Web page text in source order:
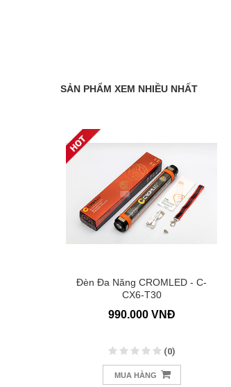
SẢN PHẨM XEM NHIỀU NHẤT
Đèn Đa Năng CROMLED - C-
CX6-T30
990.000 VNĐ
(0)
MUA HÀNG